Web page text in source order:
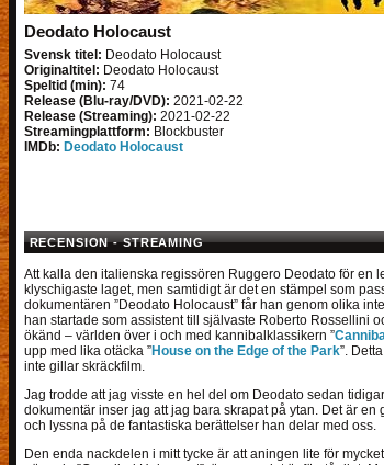
Deodato Holocaust
Svensk titel: Deodato Holocaust
Originaltitel: Deodato Holocaust
Speltid (min): 74
Release (Blu-ray/DVD): 2021-02-22
Release (Streaming): 2021-02-22
Streamingplattform: Blockbuster
IMDb: Deodato Holocaust
RECENSION - STREAMING
Att kalla den italienska regissören Ruggero Deodato för en
klyschigaste laget, men samtidigt är det en stämpel som
dokumentären ”Deodato Holocaust” får han genom olika
han startade som assistent till självaste Roberto Rossellini
ökänd – världen över i och med kannibalklassikern ”
upp med lika otäcka ”House on the Edge of the Park”.
inte gillar skräckfilm.
Jag trodde att jag visste en hel del om Deodato sedan
dokumentär inser jag att jag bara skrapat på ytan. Det är en
och lyssna på de fantastiska berättelser han delar med oss.
Den enda nackdelen i mitt tycke är att aningen lite för